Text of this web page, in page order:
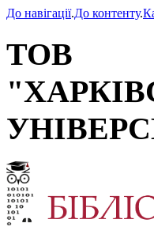
До навігації.До контенту.
ТОВ